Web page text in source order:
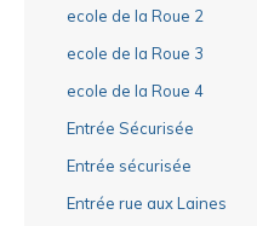
ecole de la Roue 2
ecole de la Roue 3
ecole de la Roue 4
Entrée Sécurisée
Entrée sécurisée
Entrée rue aux Laines